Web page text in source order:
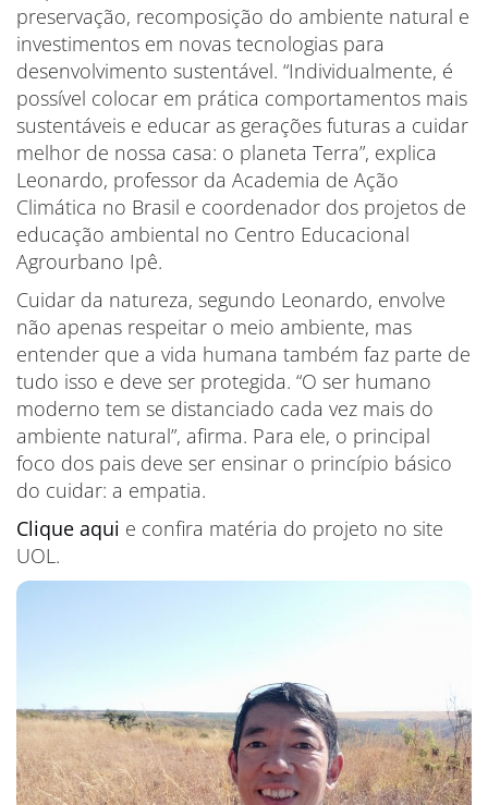
preservação, recomposição do ambiente natural e
investimentos em novas tecnologias para
desenvolvimento sustentável. “Individualmente, é
possível colocar em prática comportamentos mais
sustentáveis e educar as gerações futuras a cuidar
melhor de nossa casa: o planeta Terra”, explica
Leonardo, professor da Academia de Ação
Climática no Brasil e coordenador dos projetos de
educação ambiental no Centro Educacional
Agrourbano Ipê.
Cuidar da natureza, segundo Leonardo, envolve
não apenas respeitar o meio ambiente, mas
entender que a vida humana também faz parte de
tudo isso e deve ser protegida. “O ser humano
moderno tem se distanciado cada vez mais do
ambiente natural”, afirma. Para ele, o principal
foco dos pais deve ser ensinar o princípio básico
do cuidar: a empatia.
Clique aqui e confira matéria do projeto no site
UOL.